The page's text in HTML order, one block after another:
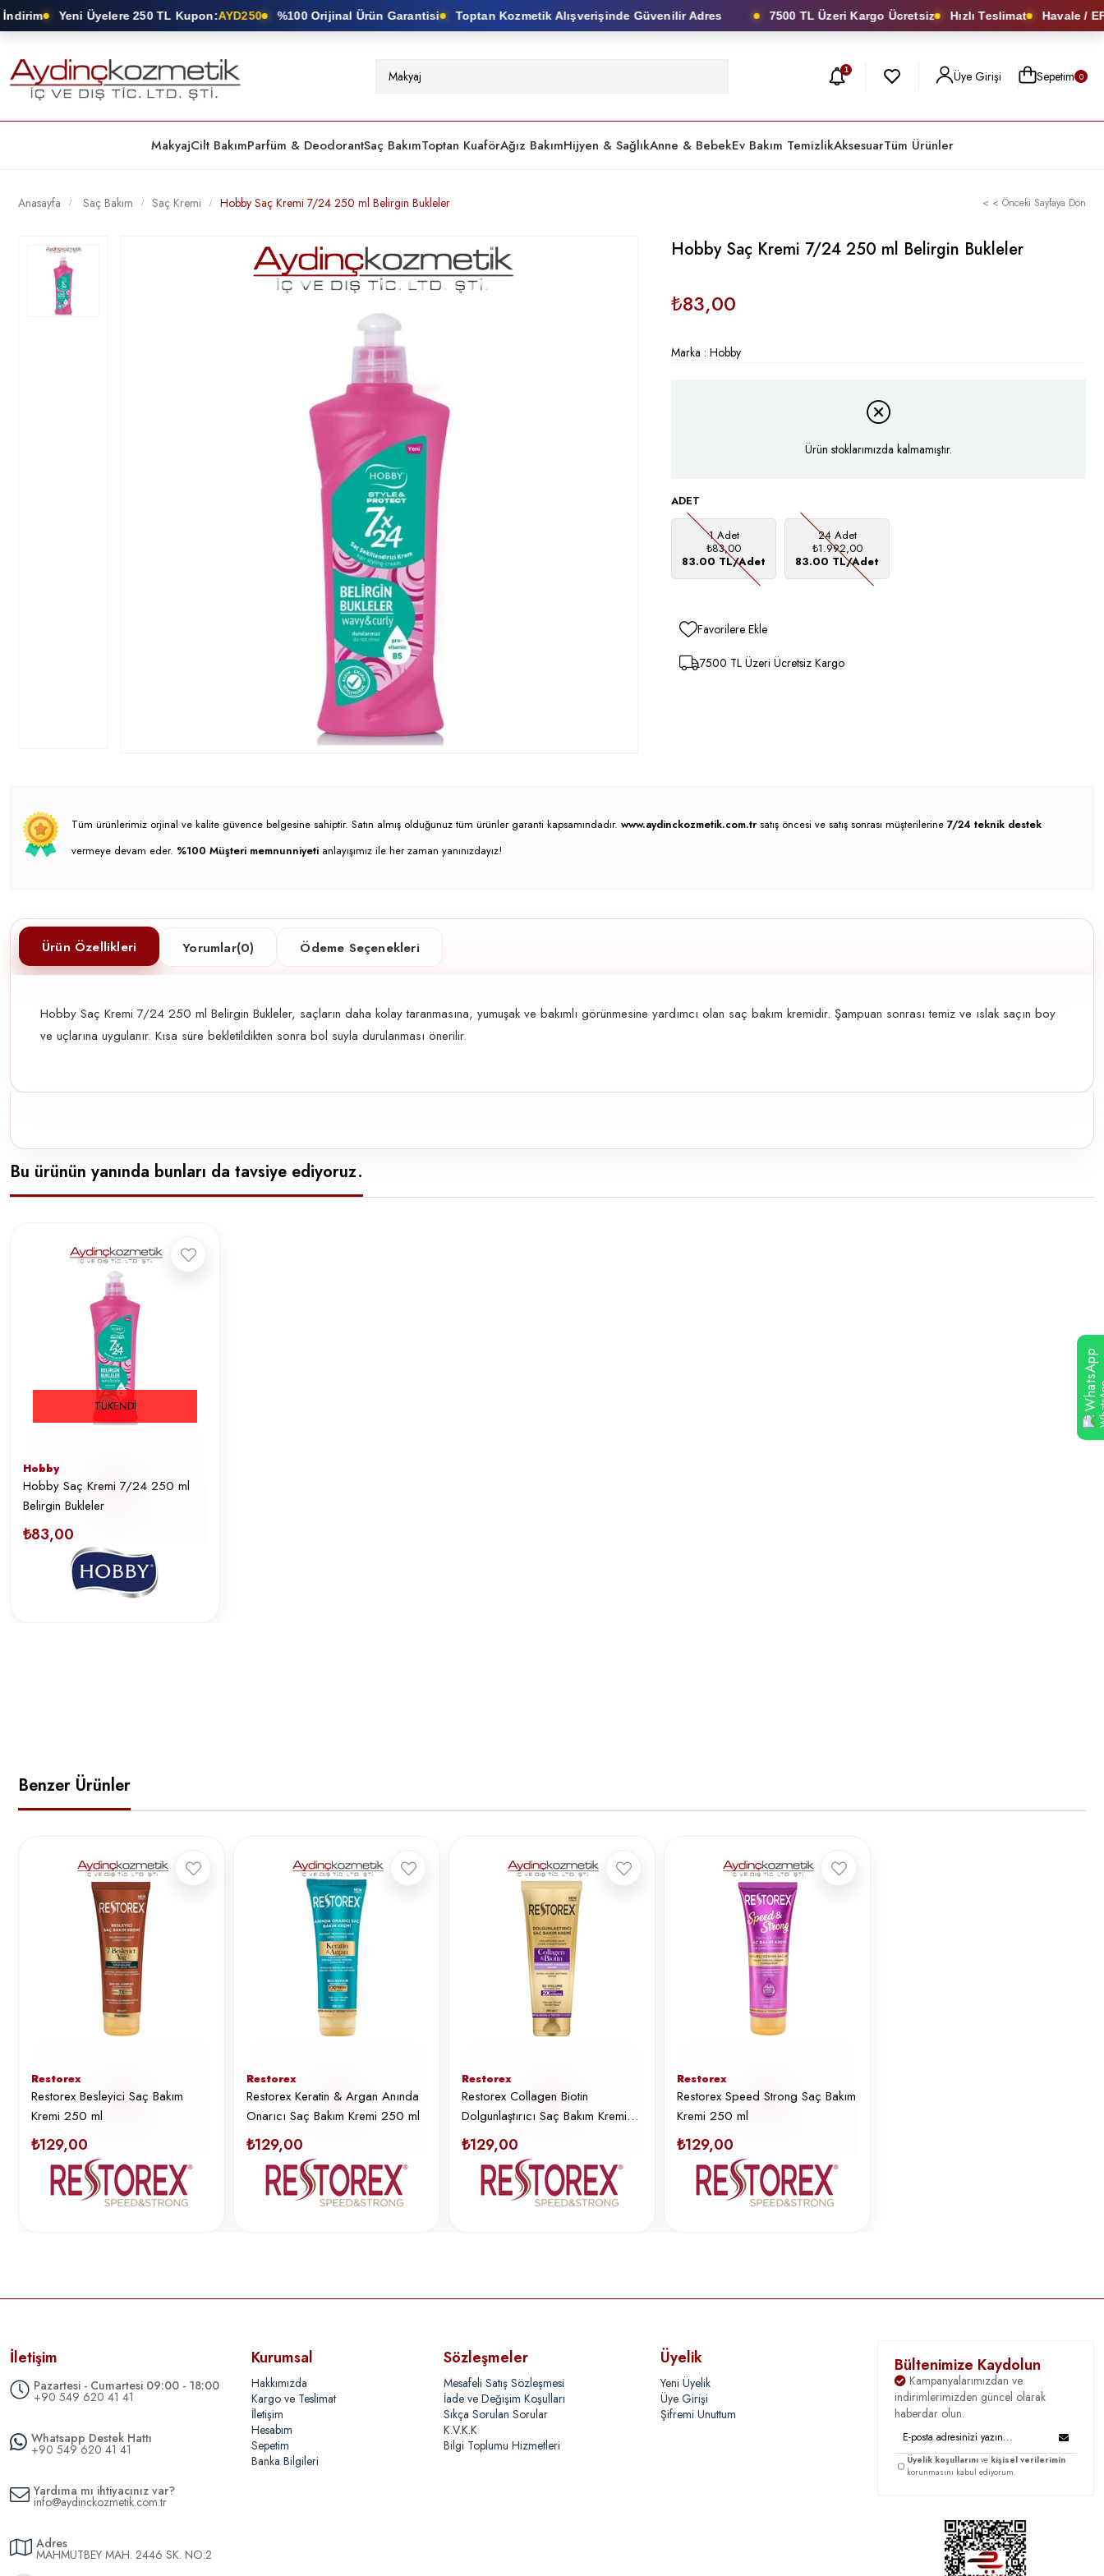
Yeni Üyelere 250 TL Kupon:AYD250 %100 Orijinal Ürün Garantisi Toptan Kozmetik Alışverişinde Güvenilir Adres 7500 TL Üzeri Kargo Ücretsiz Hızlı Teslimat Havale /
1 Üye Girişi Sepetim 0
MakyajCilt BakımParfüm & DeodorantSaç BakımToptan KuaförAğız BakımHijyen & SağlıkAnne & BebekEv Bakım TemizlikAksesuarTüm Ürünler
Anasayfa Saç Bakım Saç Kremi Hobby Saç Kremi 7/24 250 ml Belirgin Bukleler < < Önceki Sayfaya Dön
Hobby Saç Kremi 7/24 250 ml Belirgin Bukleler
₺83,00
Marka : Hobby
Ürün stoklarımızda kalmamıştır.
ADET
1 Adet
₺83,00
83.00 TL/Adet
24 Adet
₺1.992,00
83.00 TL/Adet
Favorilere Ekle
7500 TL Üzeri Ücretsiz Kargo
Tüm ürünlerimiz orjinal ve kalite güvence belgesine sahiptir. Satın almış olduğunuz tüm ürünler garanti kapsamındadır. www.aydinckozmetik.com.tr satış öncesi ve satış sonrası müşterilerine 7/24 teknik destek
vermeye devam eder. %100 Müşteri memnunniyeti anlayışımız ile her zaman yanınızdayız!
Ürün Özellikleri Yorumlar(0) Ödeme Seçenekleri
Hobby Saç Kremi 7/24 250 ml Belirgin Bukleler, saçların daha kolay taranmasına, yumuşak ve bakımlı görünmesine yardımcı olan saç bakım kremidir. Şampuan sonrası temiz ve ıslak saçın boy
ve uçlarına uygulanır. Kısa süre bekletildikten sonra bol suyla durulanması önerilir.
Bu ürünün yanında bunları da tavsiye ediyoruz.
TÜKENDI
Hobby
Hobby Saç Kremi 7/24 250 ml
Belirgin Bukleler
₺83,00
Benzer Ürünler
Restorex
Restorex Besleyici Saç Bakım
Kremi 250 ml
₺129,00
Restorex
Restorex Keratin & Argan Anında
Onarıcı Saç Bakım Kremi 250 ml
₺129,00
Restorex
Restorex Collagen Biotin
Dolgunlaştırıcı Saç Bakım Kremi
250 ml
₺129,00
Restorex
Restorex Speed Strong Saç Bakım
Kremi 250 ml
₺129,00
İletişim
Pazartesi - Cumartesi 09:00 - 18:00
+90 549 620 41 41
Whatsapp Destek Hattı
+90 549 620 41 41
Yardıma mı ihtiyacınız var?
info@aydinckozmetik.com.tr
Adres
MAHMUTBEY MAH. 2446 SK. NO:2
Kurumsal
Hakkımızda
Kargo ve Teslimat
İletişim
Hesabım
Sepetim
Banka Bilgileri
Sözleşmeler
Mesafeli Satış Sözleşmesi
İade ve Değişim Koşulları
Sıkça Sorulan Sorular
K.V.K.K
Bilgi Toplumu Hizmetleri
Üyelik
Yeni Üyelik
Üye Girişi
Şifremi Unuttum
Bültenimize Kaydolun
Kampanyalarımızdan ve
indirimlerimizden güncel olarak
haberdar olun.
Üyelik koşullarını ve kişisel verilerimin
korunmasını kabul ediyorum.
WhatsApp